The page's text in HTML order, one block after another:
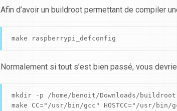
Afin d’avoir un buildroot permettant de compiler
make raspberrypi_defconfig
Normalement si tout s’est bien passé, vous
mkdir -p /home/benoit/Downloads/
make CC="/usr/bin/gcc" HOSTCC="/usr/